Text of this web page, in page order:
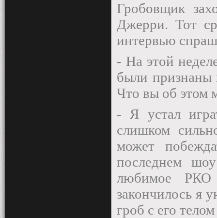
Гробовщик
Джерри. Тот
интервью
- На этой
были признаны
Что вы об этом
- Я устал
слишком
может
последнем
любимое
закончилось я
гроб с его